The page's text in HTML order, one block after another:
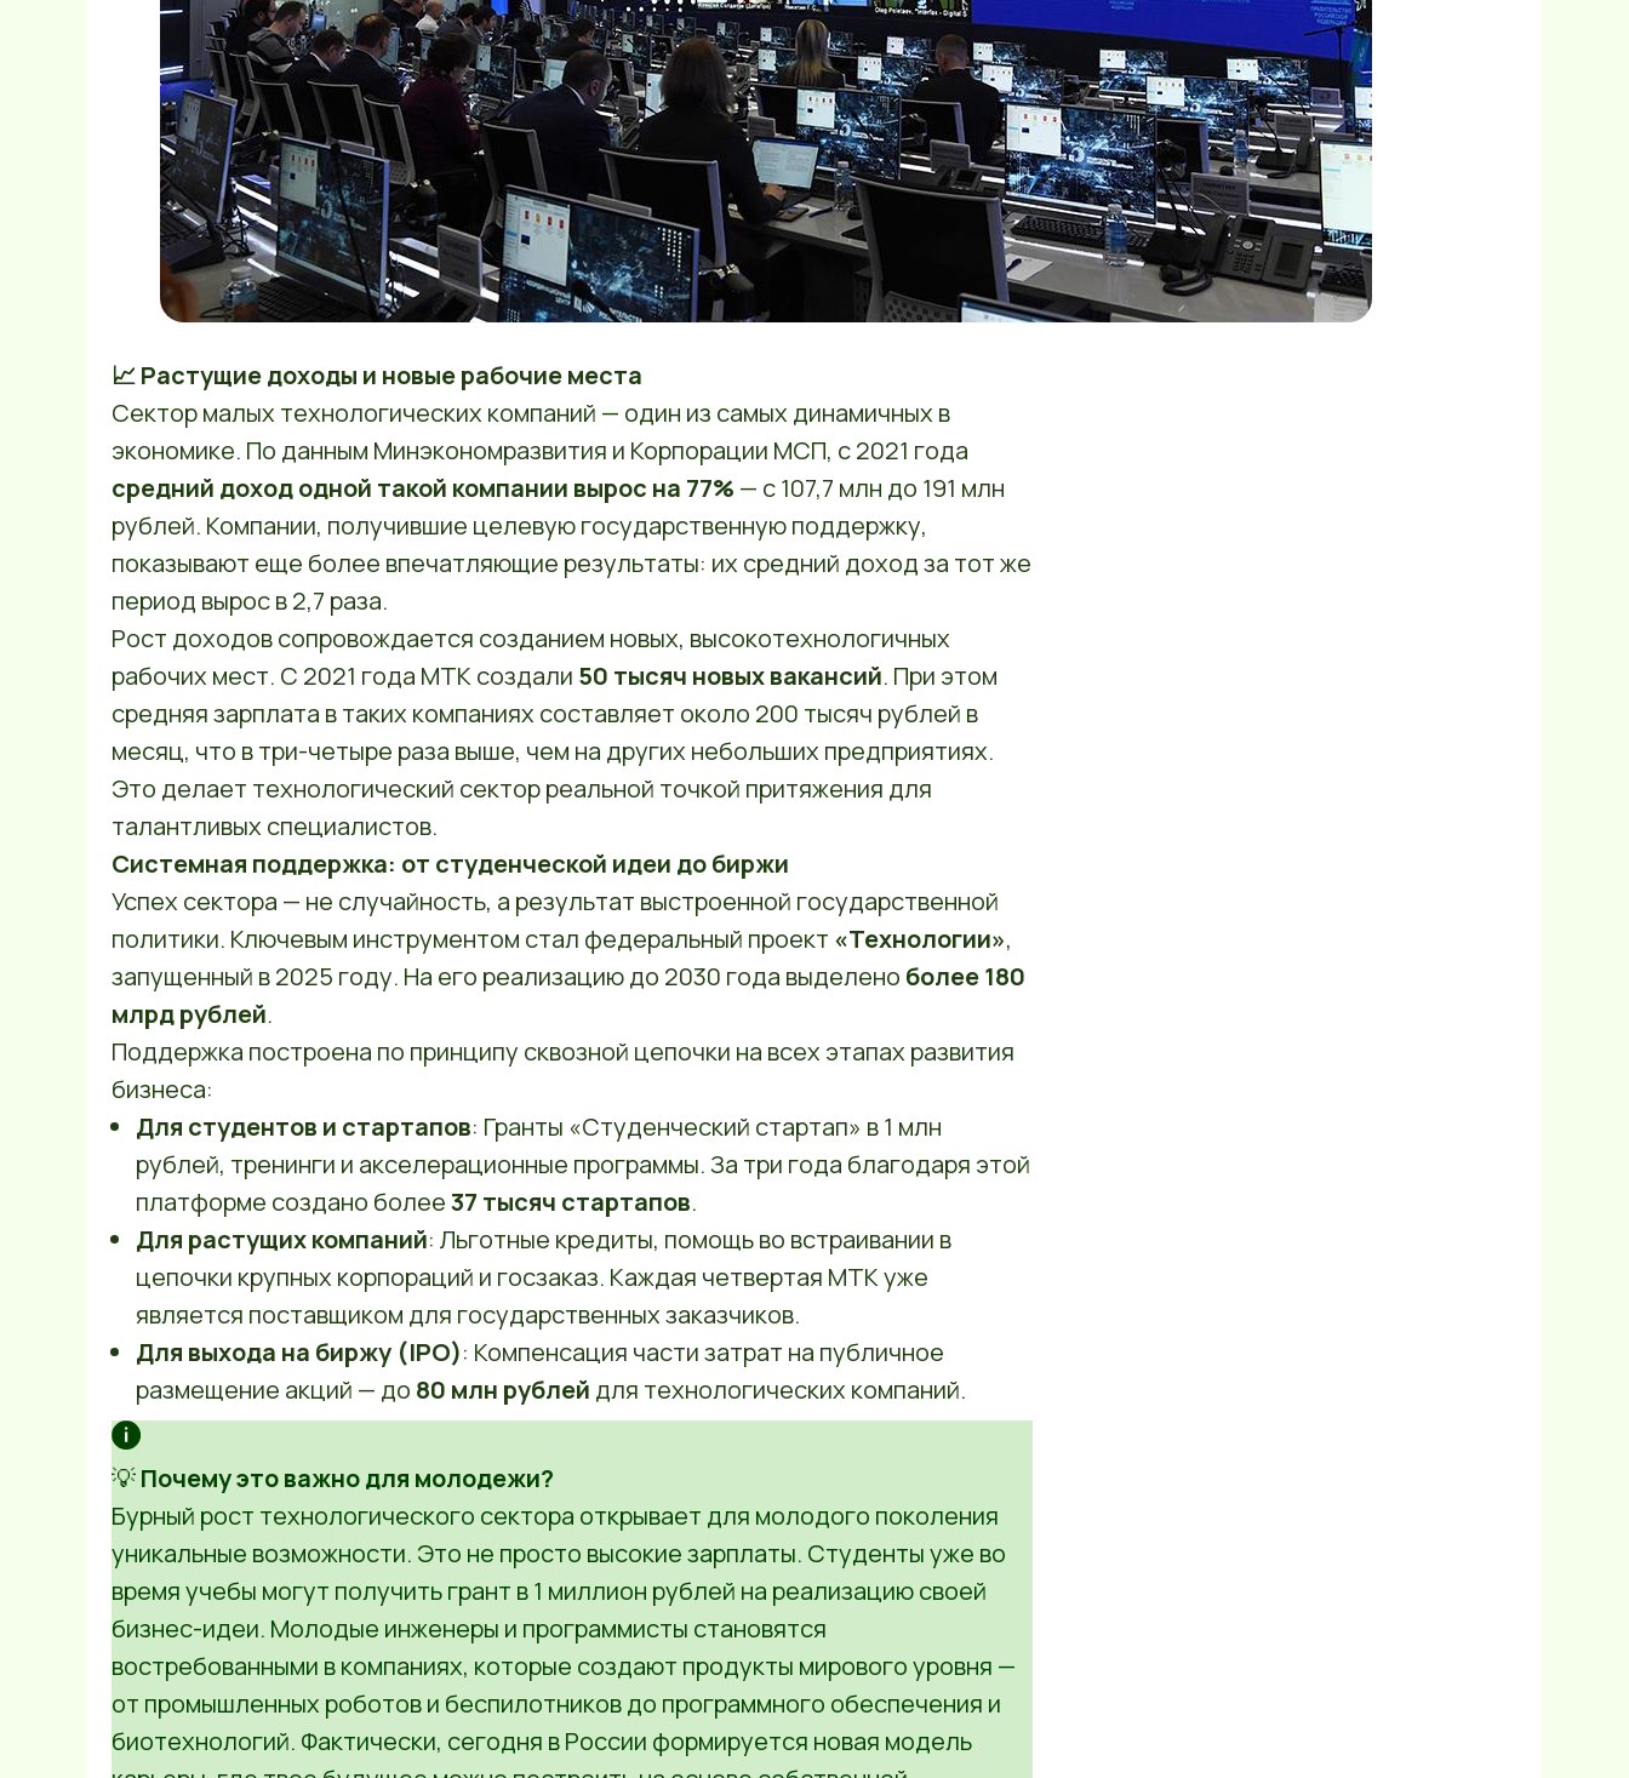
📈 Растущие доходы и новые рабочие места
Сектор малых технологических компаний — один из самых динамичных в
экономике. По данным Минэкономразвития и Корпорации МСП, с 2021 года
средний доход одной такой компании вырос на 77% — с 107,7 млн до 191 млн
рублей. Компании, получившие целевую государственную поддержку,
показывают еще более впечатляющие результаты: их средний доход за тот же
период вырос в 2,7 раза.
Рост доходов сопровождается созданием новых, высокотехнологичных
рабочих мест. С 2021 года МТК создали 50 тысяч новых вакансий. При этом
средняя зарплата в таких компаниях составляет около 200 тысяч рублей в
месяц, что в три-четыре раза выше, чем на других небольших предприятиях.
Это делает технологический сектор реальной точкой притяжения для
талантливых специалистов.
Системная поддержка: от студенческой идеи до биржи
Успех сектора — не случайность, а результат выстроенной государственной
политики. Ключевым инструментом стал федеральный проект «Технологии»,
запущенный в 2025 году. На его реализацию до 2030 года выделено более 180
млрд рублей.
Поддержка построена по принципу сквозной цепочки на всех этапах развития
бизнеса:
Для студентов и стартапов: Гранты «Студенческий стартап» в 1 млн
рублей, тренинги и акселерационные программы. За три года благодаря этой
платформе создано более37 тысяч стартапов.
Для растущих компаний: Льготные кредиты, помощь во встраивании в
цепочки крупных корпораций и госзаказ. Каждая четвертая МТК уже
является поставщиком для государственных заказчиков.
Для выхода на биржу (IPO): Компенсация части затрат на публичное
размещение акций — до 80 млн рублей для технологических компаний.
💡Почему это важно для молодежи?
Бурный рост технологического сектора открывает для молодого поколения
уникальные возможности. Это не просто высокие зарплаты. Студенты уже во
время учебы могут получить грант в 1 миллион рублей на реализацию своей
бизнес-идеи. Молодые инженеры и программисты становятся
востребованными в компаниях, которые создают продукты мирового уровня —
от промышленных роботов и беспилотников до программного обеспечения и
биотехнологий. Фактически, сегодня в России формируется новая модель